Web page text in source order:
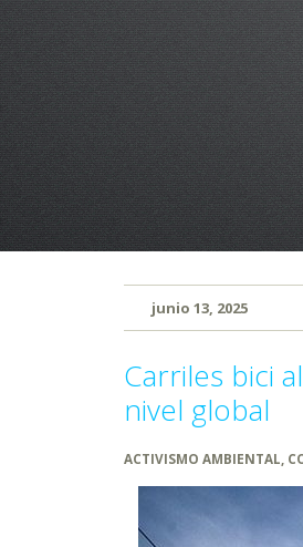
junio 13, 2025
Carriles bici
nivel global
ACTIVISMO AMBIENTAL